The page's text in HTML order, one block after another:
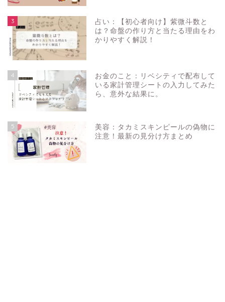
3
占い：【初心者向け】紫微斗数と
は？命盤の作り方と当たる理由をわ
かりやすく解説！
4
お金のこと：リベシティで配布して
いる家計管理シートの入力してみた
ら、意外な結果に。
5
美容：タカミスキンピールの偽物に
注意！最新の見分け方まとめ